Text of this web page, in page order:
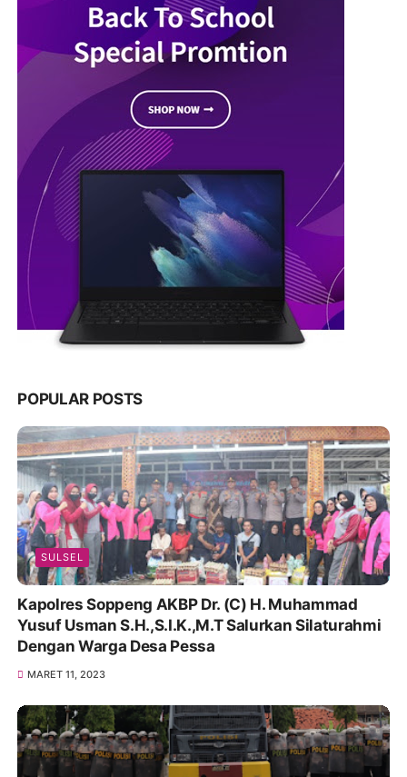
POPULAR POSTS
SULSEL
Kapolres Soppeng AKBP Dr. (C) H. Muhammad
Yusuf Usman S.H.,S.I.K.,M.T Salurkan Silaturahmi
Dengan Warga Desa Pessa
MARET 11, 2023